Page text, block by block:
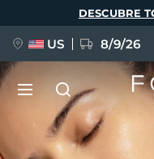
DESCUBRE
US 8/9/26
NUEVO